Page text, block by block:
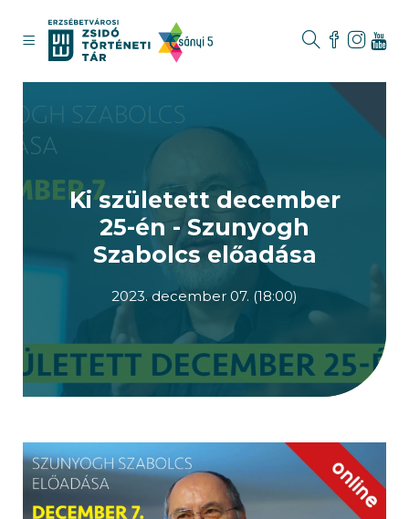
Ki született december
25-én - Szunyogh
Szabolcs előadása
2023. december 07. (18:00)